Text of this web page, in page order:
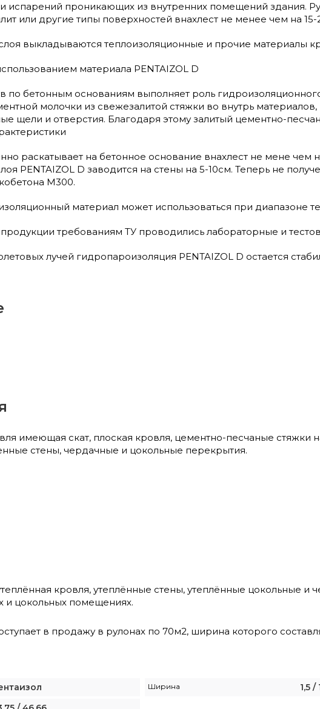
испарений проникающих из внутренних помещений здания.
или другие типы поверхностей внахлест не менее чем на 15-
выкладываются теплоизоляционные и прочие материалы
материала PENTAIZOL D
по бетонным основаниям выполняет роль
молочки из свежезалитой стяжки во внутрь
щели и отверстия. Благодаря этому залитый цементно-
раскатывает на бетонное основание внахлест не мене чем
PENTAIZOL D заводится на стены на 5-10см. Теперь не
М300.
материал может использоваться при диапазоне
требованиям ТУ проводились лабораторные и
лучей гидропароизоляция PENTAIZOL D остается
имеющая скат, плоская кровля, цементно-песчаные стяжки
стены, чердачные и цокольные перекрытия.
кровля, утеплённые стены, утеплённые цокольные и
и цокольных помещениях.
в продажу в рулонах по 70м2, ширина которого
Ширина 1,5 /